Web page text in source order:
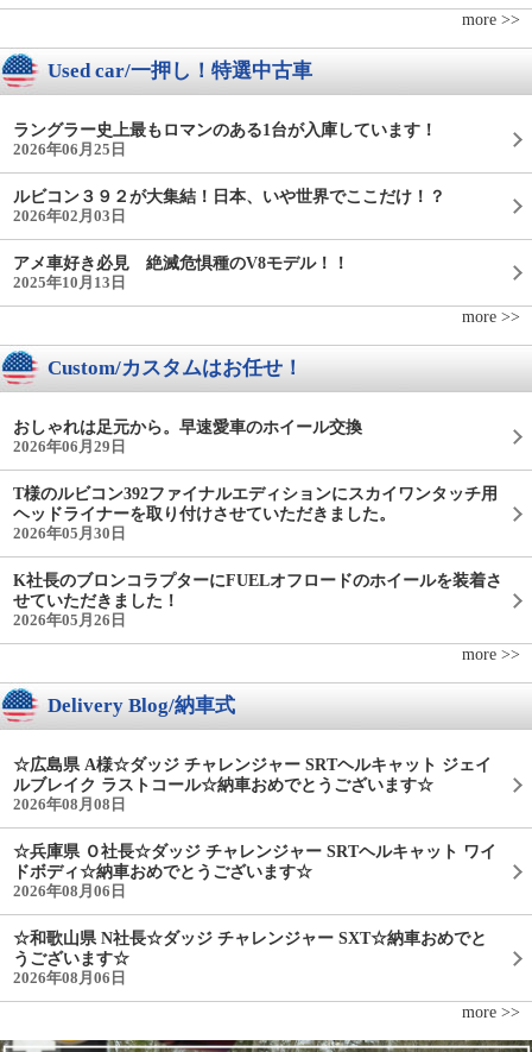
more >>
Used car/一押し！特選中古車
ラングラー史上最もロマンのある1台が入庫しています！
2026年06月25日
ルビコン３９２が大集結！日本、いや世界でここだけ！？
2026年02月03日
アメ車好き必見 絶滅危惧種のV8モデル！！
2025年10月13日
more >>
Custom/カスタムはお任せ！
おしゃれは足元から。早速愛車のホイール交換
2026年06月29日
T様のルビコン392ファイナルエディションにスカイワンタッチ用
ヘッドライナーを取り付けさせていただきました。
2026年05月30日
K社長のブロンコラプターにFUELオフロードのホイールを装着さ
せていただきました！
2026年05月26日
more >>
Delivery Blog/納車式
☆広島県 A様☆ダッジ チャレンジャー SRTヘルキャット ジェイ
ルブレイク ラストコール☆納車おめでとうございます☆
2026年08月08日
☆兵庫県 Ｏ社長☆ダッジ チャレンジャー SRTヘルキャット ワイ
ドボディ☆納車おめでとうございます☆
2026年08月06日
☆和歌山県 N社長☆ダッジ チャレンジャー SXT☆納車おめでと
うございます☆
2026年08月06日
more >>